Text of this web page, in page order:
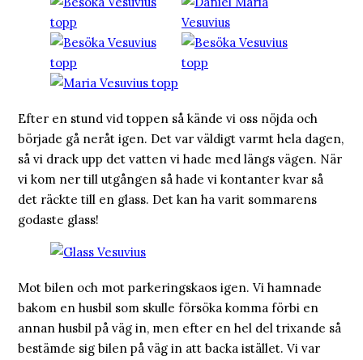
Efter en stund vid toppen så kände vi oss nöjda och
började gå neråt igen. Det var väldigt varmt hela dagen,
så vi drack upp det vatten vi hade med längs vägen. När
vi kom ner till utgången så hade vi kontanter kvar så
det räckte till en glass. Det kan ha varit sommarens
godaste glass!
Mot bilen och mot parkeringskaos igen. Vi hamnade
bakom en husbil som skulle försöka komma förbi en
annan husbil på väg in, men efter en hel del trixande så
bestämde sig bilen på väg in att backa istället. Vi var